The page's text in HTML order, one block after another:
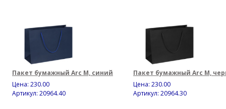
Пакет бумажный Arc M, синий
Цена: 230.00
Артикул: 20964.40
Пакет бумажный Arc M,
Цена: 230.00
Артикул: 20964.30